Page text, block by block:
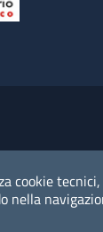
cookie
nelladel dato